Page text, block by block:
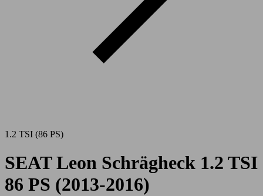
1.2 TSI (86 PS)
SEAT Leon Schrägheck 1.2 TSI
86 PS (2013-2016)